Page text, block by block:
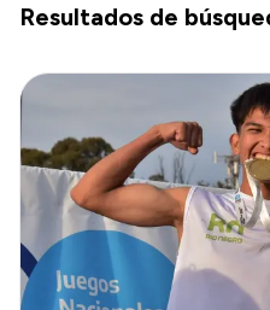
¿Qué es IPROSS?
Autoridades
Consultorios Propios
Presentación CV
Transparencia
Resultados de